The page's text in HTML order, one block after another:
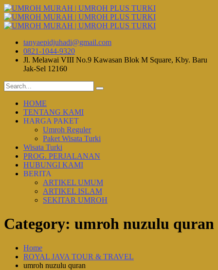
tanyaepidjuhadi@gmail.com
0821-1044-9320
Jl. Melawai VIII No.9 Kawasan Blok M Square, Kby. Baru
Jak-Sel 12160
HOME
TENTANG KAMI
HARGA PAKET
Umroh Reguler
Paket Wisata Turki
Wisata Turki
PROG. PERJALANAN
HUBUNGI KAMI
BERITA
ARTIKEL UMUM
ARTIKEL ISLAM
SEKITAR UMROH
Category: umroh nuzulu quran
Home
ROYAL JAVA TOUR & TRAVEL
umroh nuzulu quran